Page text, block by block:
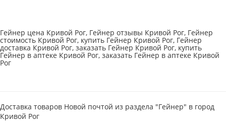
Гейнер цена Кривой Рог, Гейнер отзывы Кривой Рог, Гейнер
стоимость Кривой Рог, купить Гейнер Кривой Рог, Гейнер
доставка Кривой Рог, заказать Гейнер Кривой Рог, купить
Гейнер в аптеке Кривой Рог, заказать Гейнер в аптеке Кривой
Рог
Доставка товаров Новой почтой из раздела "Гейнер" в город
Кривой Рог